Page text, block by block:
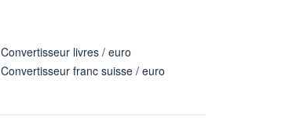
Convertisseur livres / euro
Convertisseur franc suisse / euro